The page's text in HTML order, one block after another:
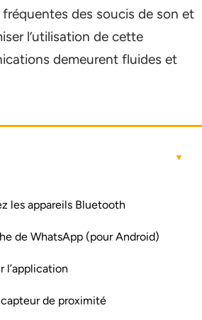
des soucis de son et
l’utilisation de cette
demeurent fluides et
les appareils Bluetooth
de WhatsApp (pour Android)
l’application
de proximité